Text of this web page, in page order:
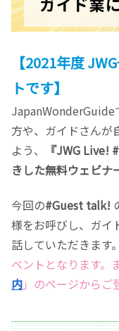
【2021年度
トです】
JapanWonderGuide
方や、ガイドさんが
よう、
『JWG Live!
きした無料ウェビナ
今回の#Guest talk!
様をお呼びし、ガイ
話していただきます。
ベントとなります。
内」のページからご